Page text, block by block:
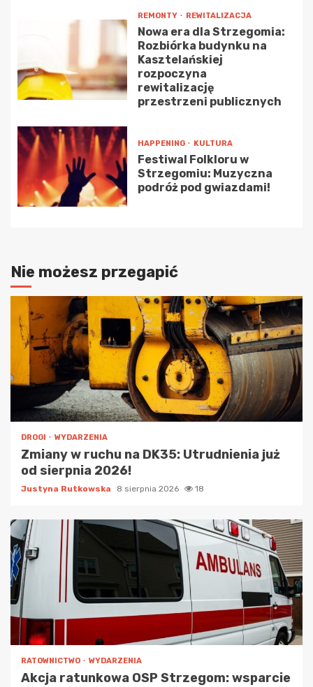
REMONTY REWITALIZACJA
Nowa era dla Strzegomia:
Rozbiórka budynku na
Kasztelańskiej
rozpoczyna
rewitalizację
przestrzeni publicznych
HAPPENING KULTURA
Festiwal Folkloru w
Strzegomiu: Muzyczna
podróż pod gwiazdami!
Nie możesz przegapić
DROGI WYDARZENIA
Zmiany w ruchu na DK35: Utrudnienia już
od sierpnia 2026!
Justyna Rutkowska 8 sierpnia 2026 18
RATOWNICTWO WYDARZENIA
Akcja ratunkowa OSP Strzegom: wsparcie